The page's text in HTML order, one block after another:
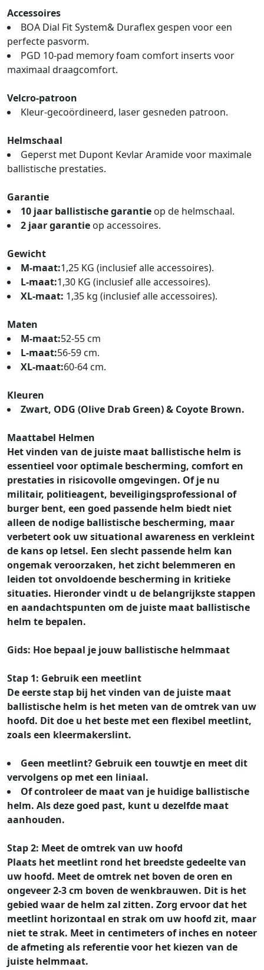
Accessoires
BOA Dial Fit System& Duraflex gespen voor een
perfecte pasvorm.
PGD 10-pad memory foam comfort inserts voor
maximaal draagcomfort.
Velcro-patroon
Kleur-gecoördineerd, laser gesneden patroon.
Helmschaal
Geperst met Dupont Kevlar Aramide voor maximale
ballistische prestaties.
Garantie
10 jaar ballistische garantie op de helmschaal.
2 jaar garantie op accessoires.
Gewicht
M-maat:1,25 KG (inclusief alle accessoires).
L-maat:1,30 KG (inclusief alle accessoires).
XL-maat: 1,35 kg (inclusief alle accessoires).
Maten
M-maat:52-55 cm
L-maat:56-59 cm.
XL-maat:60-64 cm.
Kleuren
Zwart, ODG (Olive Drab Green) & Coyote Brown.
Maattabel Helmen
Het vinden van de juiste maat ballistische helm is
essentieel voor optimale bescherming, comfort en
prestaties in risicovolle omgevingen. Of je nu
militair, politieagent, beveiligingsprofessional of
burger bent, een goed passende helm biedt niet
alleen de nodige ballistische bescherming, maar
verbetert ook uw situational awareness en verkleint
de kans op letsel. Een slecht passende helm kan
ongemak veroorzaken, het zicht belemmeren en
leiden tot onvoldoende bescherming in kritieke
situaties. Hieronder vindt u de belangrijkste stappen
en aandachtspunten om de juiste maat ballistische
helm te bepalen.
Gids: Hoe bepaal je jouw ballistische helmmaat
Stap 1: Gebruik een meetlint
De eerste stap bij het vinden van de juiste maat
ballistische helm is het meten van de omtrek van uw
hoofd. Dit doe u het beste met een flexibel meetlint,
zoals een kleermakerslint.
Geen meetlint? Gebruik een touwtje en meet dit
vervolgens op met een liniaal.
Of controleer de maat van je huidige ballistische
helm. Als deze goed past, kunt u dezelfde maat
aanhouden.
Stap 2: Meet de omtrek van uw hoofd
Plaats het meetlint rond het breedste gedeelte van
uw hoofd. Meet de omtrek net boven de oren en
ongeveer 2-3 cm boven de wenkbrauwen. Dit is het
gebied waar de helm zal zitten. Zorg ervoor dat het
meetlint horizontaal en strak om uw hoofd zit, maar
niet te strak. Meet in centimeters of inches en noteer
de afmeting als referentie voor het kiezen van de
juiste helmmaat.